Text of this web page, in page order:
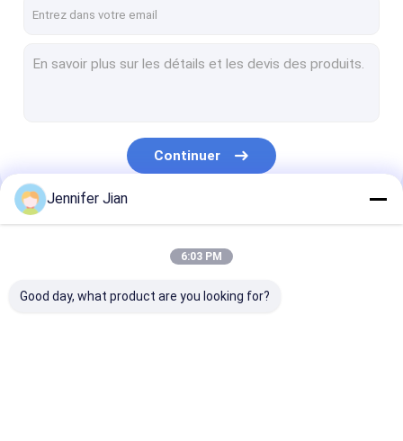
Encre d'imprimerie de sécurité
Matériau d'impression offset
Pièces détachées de machines d'impression
Papier à filigrane de sécurité
Continuer
Nos Catégories
Jennifer Jian
6:03 PM
Good day, what product are you looking for?